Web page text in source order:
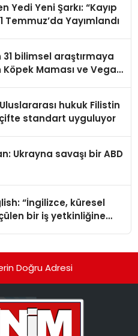
Yedi Yeni Şarkı: “Kayıp
Temmuz’da Yayımlandı
bilimsel araştırmaya
Maması ve Vegan
hukuk Filistin
standart uyguluyor
Ukrayna savaşı bir ABD
“İngilizce, küresel
bir iş yetkinliğine
Doğru Adresi